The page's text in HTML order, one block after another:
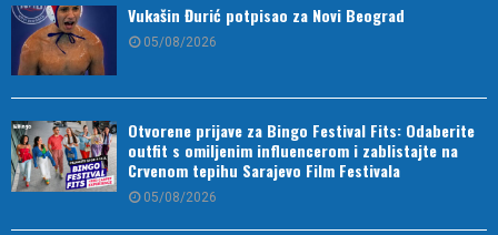
Vukašin Đurić potpisao za Novi Beograd
05/08/2026
Otvorene prijave za Bingo Festival Fits: Odaberite
outfit s omiljenim influencerom i zablistajte na
Crvenom tepihu Sarajevo Film Festivala
05/08/2026